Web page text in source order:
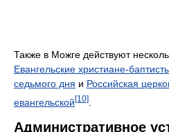
Также в Можге действуют
Евангельские христиане-
седьмого дня и Российская
евангельской [10]
Административное